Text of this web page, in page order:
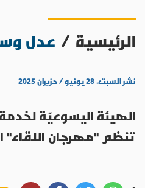
الرئيسية / عدل
نشر السبت، ٢٨ يونيو / حزيران ٢٠٢٥
الهيئة اليسوعيّة
تنظم "مهرجان اللقاء"